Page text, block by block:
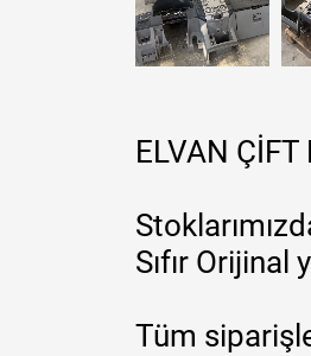
ELVAN
Sıfır Orijinal
Tüm